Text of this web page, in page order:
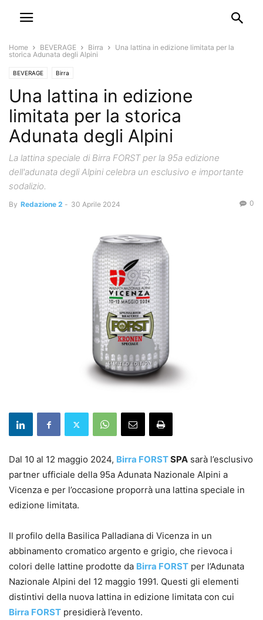
Home BEVERAGE Birra
Una lattina in edizione limitata per la
storica Adunata degli Alpini
BEVERAGE Birra
Una lattina in edizione
limitata per la storica
Adunata degli Alpini
La lattina speciale di Birra FORST per la 95a edizione
dell'adunata degli Alpini celebra un esclusivo e importante
sodalizio.
By Redazione 2 - 30 Aprile 2024 0
Dal 10 al 12 maggio 2024, Birra FORSTSPA sarà l’esclusivo
partner ufficiale della 95a Adunata Nazionale Alpini a
Vicenza e per l’occasione proporrà una lattina speciale in
edizione limitata.
Il profilo della Basilica Palladiana di Vicenza in un
abbinamento cromatico argento e grigio, che rievoca i
colori delle lattine prodotte da Birra FORST per l’Adunata
Nazionale Alpini del 12 maggio 1991. Questi gli elementi
distintivi della nuova lattina in edizione limitata con cui
Birra FORST presidierà l’evento.